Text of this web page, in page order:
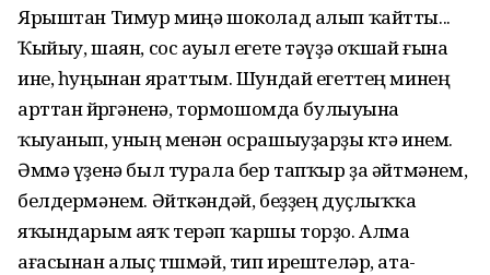
Ярыштан Тимур миңә шоколад алып ҡайтты...
Ҡыйыу, шаян, сос ауыл егете тәүҙә оҡшай ғына
ине, һуңынан яраттым. Шундай егеттең минең
арттан йөрөгәненә, тормошомда булыуына
ҡыуанып, уның менән осрашыуҙарҙы көтә инем.
Әммә үҙенә был турала бер тапҡыр ҙа әйтмәнем,
белдермәнем. Әйткәндәй, беҙҙең дуҫлыҡ­ҡа
яҡындарым аяҡ терәп ҡаршы торҙо. Алма
ағасынан алыҫ төшмәй, тип ирештеләр, ата-